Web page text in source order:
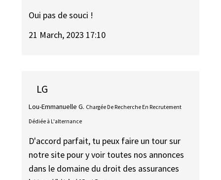
Oui pas de souci !
21 March, 2023 17:10
LG
Lou-Emmanuelle G. Chargée De Recherche En Recrutement
Dédiée à L'alternance
D'accord parfait, tu peux faire un tour sur
notre site pour y voir toutes nos annonces
dans le domaine du droit des assurances